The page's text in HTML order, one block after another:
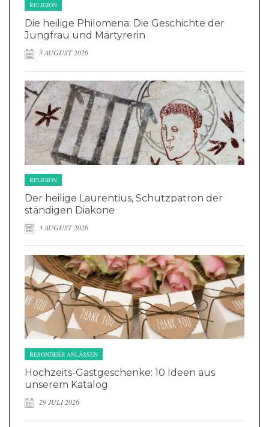
RELIGION
Die heilige Philomena: Die Geschichte der
Jungfrau und Märtyrerin
5 AUGUST 2026
RELIGION
Der heilige Laurentius, Schutzpatron der
ständigen Diakone
3 AUGUST 2026
BESONDERE ANLÄSSEN
Hochzeits-Gastgeschenke: 10 Ideen aus
unserem Katalog
29 JULI 2026